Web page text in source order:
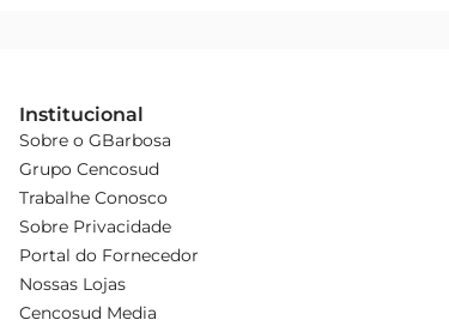
Institucional
Sobre o GBarbosa
Grupo Cencosud
Trabalhe Conosco
Sobre Privacidade
Portal do Fornecedor
Nossas Lojas
Cencosud Media